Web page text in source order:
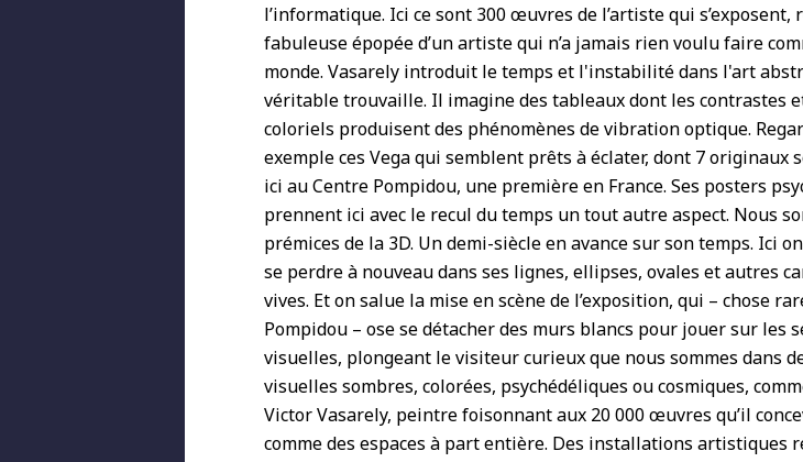
l’informatique. Ici ce sont 300 œuvres de l’artiste qui s’exposent,
fabuleuse épopée d’un artiste qui n’a jamais rien voulu faire
monde. Vasarely introduit le temps et l'instabilité dans l'art
véritable trouvaille. Il imagine des tableaux dont les contrastes
coloriels produisent des phénomènes de vibration optique.
exemple ces Vega qui semblent prêts à éclater, dont 7 originaux
ici au Centre Pompidou, une première en France. Ses posters
prennent ici avec le recul du temps un tout autre aspect. Nous
prémices de la 3D. Un demi-siècle en avance sur son temps. Ici
se perdre à nouveau dans ses lignes, ellipses, ovales et autres
vives. Et on salue la mise en scène de l’exposition, qui – chose
Pompidou – ose se détacher des murs blancs pour jouer sur les
visuelles, plongeant le visiteur curieux que nous sommes dans
visuelles sombres, colorées, psychédéliques ou cosmiques,
Victor Vasarely, peintre foisonnant aux 20 000 œuvres qu’il
comme des espaces à part entière. Des installations artistiques